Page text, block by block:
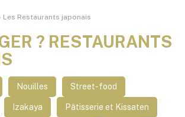
Les Restaurants japonais
? RESTAURANTS
Nouilles Street-food
Izakaya Pâtisserie et Kissaten